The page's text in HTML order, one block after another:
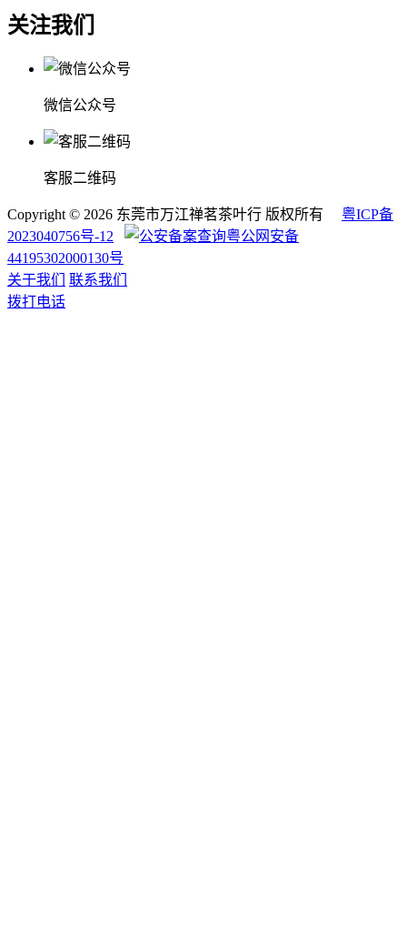
关注我们
微信公众号
客服二维码
Copyright © 2026 东莞市万江禅茗茶叶行 版权所有
粤ICP备
2023040756号-12
粤公网安备
44195302000130号
关于我们
联系我们
拨打电话